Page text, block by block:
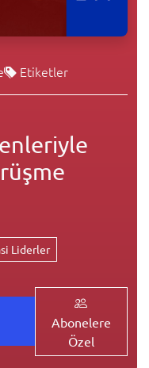
Etiketler
Liderler
Abonelere
Özel